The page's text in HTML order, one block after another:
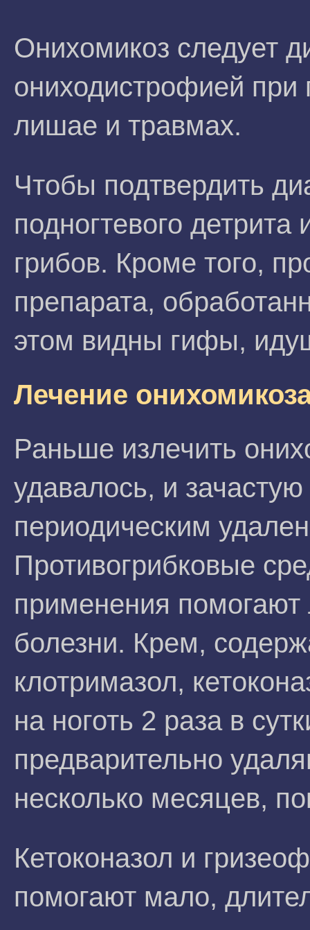
Онихомикоз следует
ониходистрофией при
лишае и травмах.
Чтобы подтвердить
подногтевого
грибов. Кроме того,
препарата,
этом видны гифы,
Лечение
Раньше излечить
удавалось, и
периодическим
Противогрибковые
применения
болезни. Крем,
клотримазол,
на ноготь 2 раза в
предварительно
несколько месяцев,
Кетоконазол и
помогают мало,